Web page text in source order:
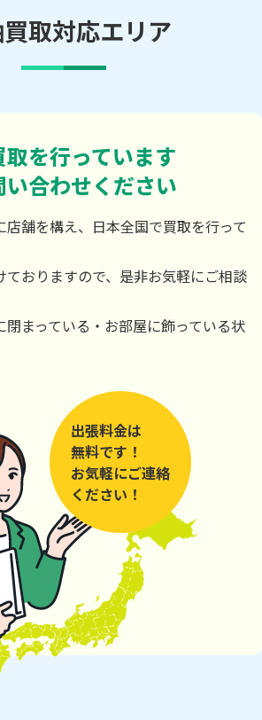
取対応エリア
を行っています
合わせください
店舗を構え、日本全国で買取を行って
ておりますので、是非お気軽にご相談
まっている・お部屋に飾っている状
出張料金は
無料です！
お気軽にご連絡
ください！